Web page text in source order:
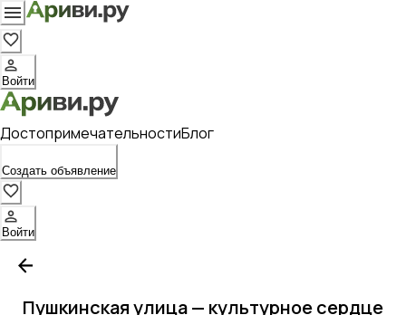
Войти
ДостопримечательностиБлог
Создать объявление
Войти
Пушкинская улица — культурное сердце